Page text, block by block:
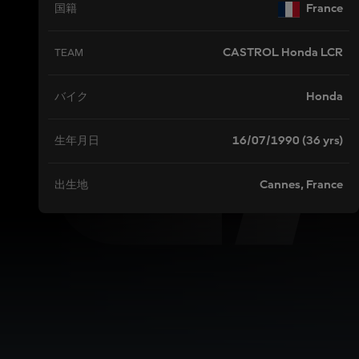
国籍 France
TEAM CASTROL Honda LCR
バイク Honda
生年月日 16/07/1990 (36 yrs)
出生地 Cannes, France